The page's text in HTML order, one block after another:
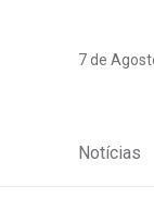
7 de
Notícias